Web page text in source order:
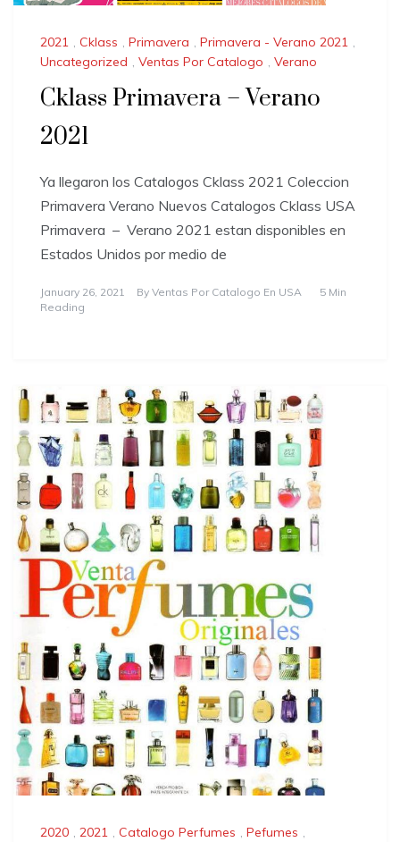
2021 , Cklass , Primavera , Primavera - Verano 2021 ,
Uncategorized , Ventas Por Catalogo , Verano
Cklass Primavera – Verano
2021
Ya llegaron los Catalogos Cklass 2021 Coleccion
Primavera Verano Nuevos Catalogos Cklass USA
Primavera – Verano 2021 estan disponibles en
Estados Unidos por medio de
January 26, 2021 By Ventas Por Catalogo En USA
5 Min
Reading
2020 , 2021 , Catalogo Perfumes , Pefumes ,